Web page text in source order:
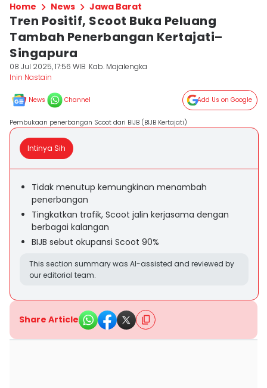
Home News Jawa Barat
Tren Positif, Scoot Buka Peluang
Tambah Penerbangan Kertajati–
Singapura
08 Jul 2025, 17:56 WIB Kab. Majalengka
Inin Nastain
News Channel Add Us on Google
Pembukaan penerbangan Scoot dari BIJB (BIJB Kertajati)
Intinya Sih
Tidak menutup kemungkinan menambah
penerbangan
Tingkatkan trafik, Scoot jalin kerjasama dengan
berbagai kalangan
BIJB sebut okupansi Scoot 90%
This section summary was AI-assisted and reviewed by
our editorial team.
Share Article